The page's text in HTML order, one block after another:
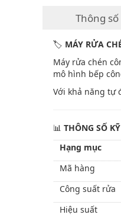
Thông số
🏷️ MÁY RỬA
Máy rửa chén
mô hình bếp
Với khả năng tự
📊THÔNG SỐ
Hạng mục
Mã hàng
Công suất rửa
Hiệu suất